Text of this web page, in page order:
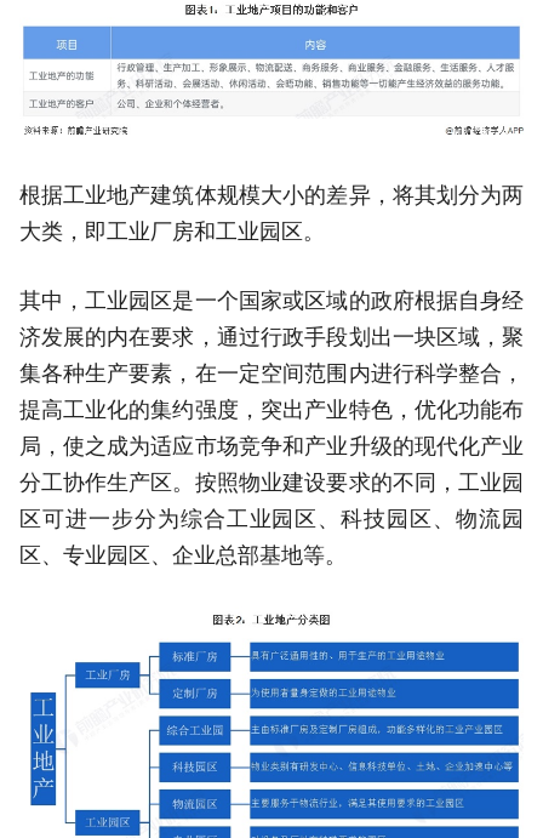
根据工业地产建筑体规模大小的差异，将其划分为两
大类，即工业厂房和工业园区。
其中，工业园区是一个国家或区域的政府根据自身经
济发展的内在要求，通过行政手段划出一块区域，聚
集各种生产要素，在一定空间范围内进行科学整合，
提高工业化的集约强度，突出产业特色，优化功能布
局，使之成为适应市场竞争和产业升级的现代化产业
分工协作生产区。按照物业建设要求的不同，工业园
区可进一步分为综合工业园区、科技园区、物流园
区、专业园区、企业总部基地等。